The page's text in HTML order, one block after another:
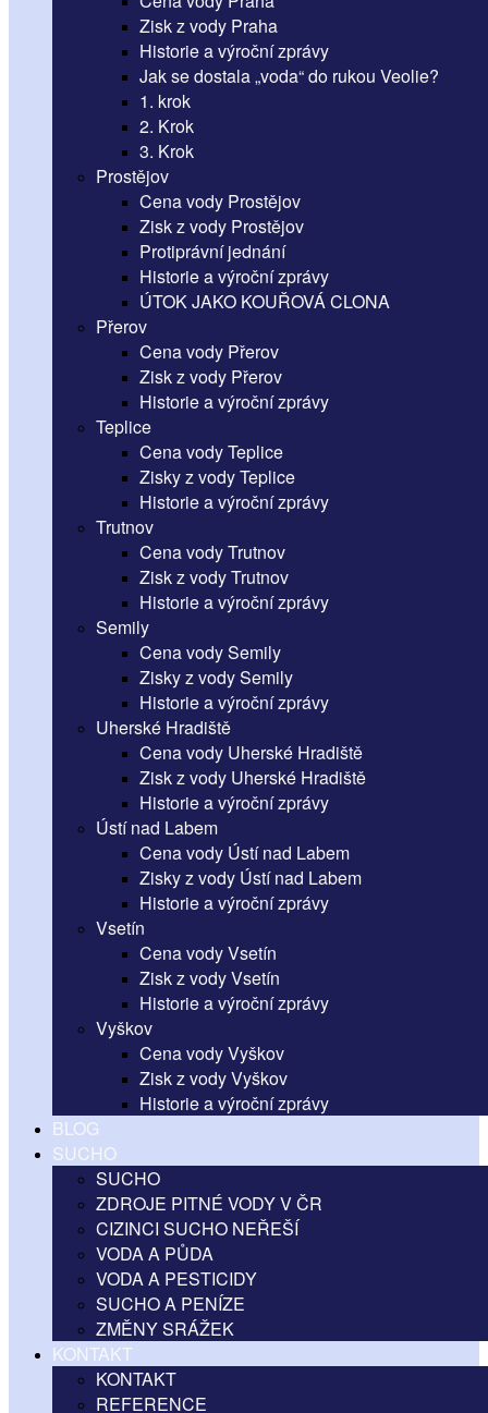
Zisk z vody Praha
Historie a výroční zprávy
Jak se dostala „voda“ do rukou Veolie?
1. krok
2. Krok
3. Krok
Prostějov
Cena vody Prostějov
Zisk z vody Prostějov
Protiprávní jednání
Historie a výroční zprávy
ÚTOK JAKO KOUŘOVÁ CLONA
Přerov
Cena vody Přerov
Zisk z vody Přerov
Historie a výroční zprávy
Teplice
Cena vody Teplice
Zisky z vody Teplice
Historie a výroční zprávy
Trutnov
Cena vody Trutnov
Zisk z vody Trutnov
Historie a výroční zprávy
Semily
Cena vody Semily
Zisky z vody Semily
Historie a výroční zprávy
Uherské Hradiště
Cena vody Uherské Hradiště
Zisk z vody Uherské Hradiště
Historie a výroční zprávy
Ústí nad Labem
Cena vody Ústí nad Labem
Zisky z vody Ústí nad Labem
Historie a výroční zprávy
Vsetín
Cena vody Vsetín
Zisk z vody Vsetín
Historie a výroční zprávy
Vyškov
Cena vody Vyškov
Zisk z vody Vyškov
Historie a výroční zprávy
BLOG
SUCHO
SUCHO
ZDROJE PITNÉ VODY V ČR
CIZINCI SUCHO NEŘEŠÍ
VODA A PŮDA
VODA A PESTICIDY
SUCHO A PENÍZE
ZMĚNY SRÁŽEK
KONTAKT
KONTAKT
REFERENCE